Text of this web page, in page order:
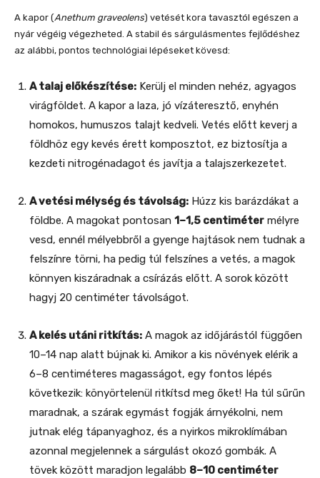
A kapor (Anethum graveolens) vetését kora tavasztól egészen a
nyár végéig végezheted. A stabil és sárgulásmentes fejlődéshez
az alábbi, pontos technológiai lépéseket kövesd:
A talaj előkészítése: Kerülj el minden nehéz, agyagos
virágföldet. A kapor a laza, jó vízáteresztő, enyhén
homokos, humuszos talajt kedveli. Vetés előtt keverj a
földhöz egy kevés érett komposztot, ez biztosítja a
kezdeti nitrogénadagot és javítja a talajszerkezetet.
A vetési mélység és távolság: Húzz kis barázdákat a
földbe. A magokat pontosan 1–1,5 centiméter mélyre
vesd, ennél mélyebbről a gyenge hajtások nem tudnak a
felszínre törni, ha pedig túl felszínes a vetés, a magok
könnyen kiszáradnak a csírázás előtt. A sorok között
hagyj 20 centiméter távolságot.
A kelés utáni ritkítás: A magok az időjárástól függően
10–14 nap alatt bújnak ki. Amikor a kis növények elérik a
6–8 centiméteres magasságot, egy fontos lépés
következik: könyörtelenül ritkítsd meg őket! Ha túl sűrűn
maradnak, a szárak egymást fogják árnyékolni, nem
jutnak elég tápanyaghoz, és a nyirkos mikroklímában
azonnal megjelennek a sárgulást okozó gombák. A
tövek között maradjon legalább 8–10 centiméter